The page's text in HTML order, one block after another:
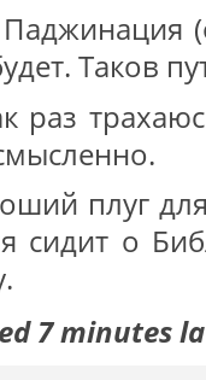
Паджинация
Таков
раз
плуг
сидит о
7 minutes